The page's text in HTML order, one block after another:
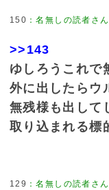
150 ：名無しの読者さ
>>143
ゆしろうこれで
外に出したらウ
無残様も出して
取り込まれる標
129 ：名無しの読者さ